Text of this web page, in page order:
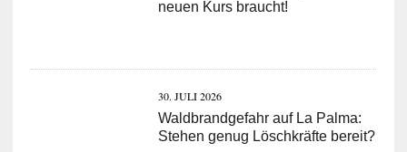
neuen Kurs braucht!
30. JULI 2026
Waldbrandgefahr auf La Palma:
Stehen genug Löschkräfte bereit?